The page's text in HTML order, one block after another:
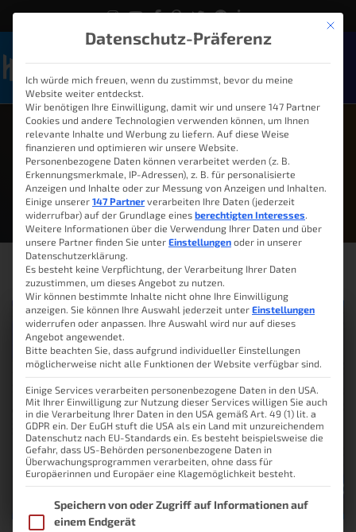
Juni 7, 2026
Mit
Datenschutz-Präferenz
Ich würde mich freuen, wenn du zustimmst, bevor du meine
Website weiter entdeckst.
Wir benötigen Ihre Einwilligung, damit wir und unsere 147 Partner
Cookies und andere Technologien verwenden können, um Ihnen
relevante Inhalte und Werbung zu liefern. Auf diese Weise
finanzieren und optimieren wir unsere Website.
Personenbezogene Daten können verarbeitet werden (z. B.
Erkennungsmerkmale, IP-Adressen), z. B. für personalisierte
Anzeigen und Inhalte oder zur Messung von Anzeigen und Inhalten.
Einige unserer 147 Partner verarbeiten Ihre Daten (jederzeit
widerrufbar) auf der Grundlage eines berechtigten Interesses.
Weitere Informationen über die Verwendung Ihrer Daten und über
unsere Partner finden Sie unter Einstellungen oder in unserer
Datenschutzerklärung.
Es besteht keine Verpflichtung, der Verarbeitung Ihrer Daten
zuzustimmen, um dieses Angebot zu nutzen.
Wir können bestimmte Inhalte nicht ohne Ihre Einwilligung
anzeigen. Sie können Ihre Auswahl jederzeit unter Einstellungen
widerrufen oder anpassen. Ihre Auswahl wird nur auf dieses
Angebot angewendet.
Bitte beachten Sie, dass aufgrund individueller Einstellungen
möglicherweise nicht alle Funktionen der Website verfügbar sind.
Einige Services verarbeiten personenbezogene Daten in den USA.
Mit Ihrer Einwilligung zur Nutzung dieser Services willigen Sie auch
in die Verarbeitung Ihrer Daten in den USA gemäß Art. 49 (1) lit. a
GDPR ein. Der EuGH stuft die USA als ein Land mit unzureichendem
Datenschutz nach EU-Standards ein. Es besteht beispielsweise die
Gefahr, dass US-Behörden personenbezogene Daten in
Überwachungsprogrammen verarbeiten, ohne dass für
Europäerinnen und Europäer eine Klagemöglichkeit besteht.
Im Folgenden finden Sie eine Liste der Zwecke des IAB
Speichern von oder Zugriff auf Informationen auf
einem Endgerät